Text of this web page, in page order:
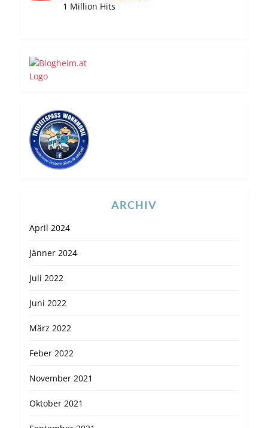
1 Million Hits
ARCHIV
April 2024
Jänner 2024
Juli 2022
Juni 2022
März 2022
Feber 2022
November 2021
Oktober 2021